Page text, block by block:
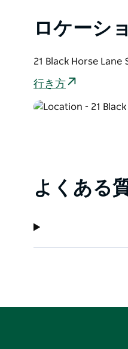
ロケーシ
21 Black Horse Lane
行き方
よくある